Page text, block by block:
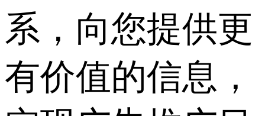
系，向您提供更
有价值的信息，